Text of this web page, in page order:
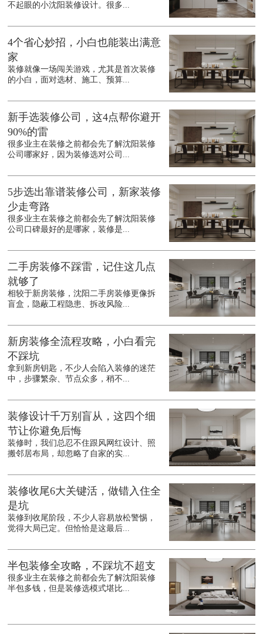
不起眼的小沈阳装修设计。很多...
4个省心妙招，小白也能装出满意
家
装修就像一场闯关游戏，尤其是首次装修
的小白，面对选材、施工、预算...
新手选装修公司，这4点帮你避开
90%的雷
很多业主在装修之前都会先了解沈阳装修
公司哪家好，因为装修选对公司...
5步选出靠谱装修公司，新家装修
少走弯路
很多业主在装修之前都会先了解沈阳装修
公司口碑最好的是哪家，装修是...
二手房装修不踩雷，记住这几点
就够了
相较于新房装修，沈阳二手房装修更像拆
盲盒，隐蔽工程隐患、拆改风险...
新房装修全流程攻略，小白看完
不踩坑
拿到新房钥匙，不少人会陷入装修的迷茫
中，步骤繁杂、节点众多，稍不...
装修设计千万别盲从，这四个细
节让你避免后悔
装修时，我们总忍不住跟风网红设计、照
搬邻居布局，却忽略了自家的实...
装修收尾6大关键活，做错入住全
是坑
装修到收尾阶段，不少人容易放松警惕，
觉得大局已定。但恰恰是这最后...
半包装修全攻略，不踩坑不超支
很多业主在装修之前都会先了解沈阳装修
半包多钱，但是装修选模式堪比...